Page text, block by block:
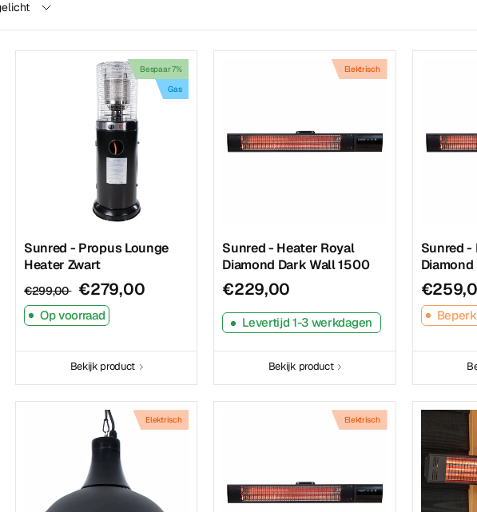
Bespaar 7%
Gas
Sunred - Propus Lounge
Heater Zwart
€299,00 €279,00
Op voorraad
Bekijk product
Elektrisch
Sunred - Heater Royal
Diamond Dark Wall 1500
€229,00
Levertijd 1-3 werkdagen
Bekijk product
Sunred -
Elektrisch Elektrisch